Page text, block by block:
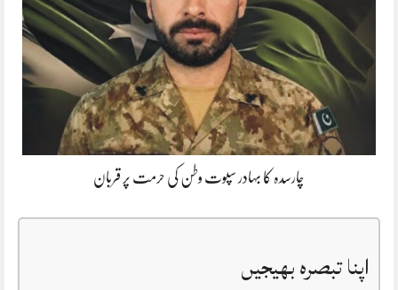
چارسدہ کا بہادر سپوت وطن کی حرمت پر قربان
اپنا تبصرہ بھیجیں